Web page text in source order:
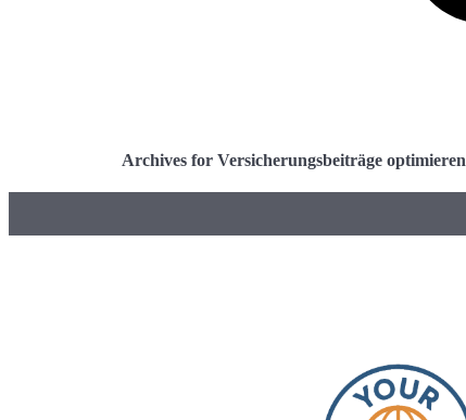
Archives for Versicherungsbeiträge optimieren